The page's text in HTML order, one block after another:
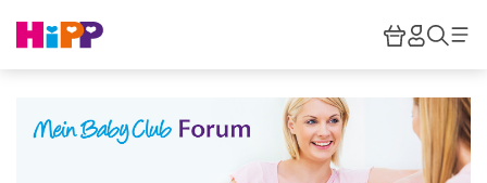
HiPP